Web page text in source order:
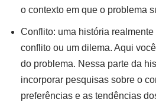
o contexto em que o problema
Conflito: uma história
conflito ou um dilema. Aqui
do problema. Nessa parte da
incorporar pesquisas sobre o
preferências e as tendências